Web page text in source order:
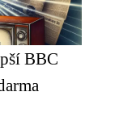
BBC